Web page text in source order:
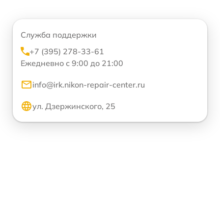
Служба поддержки
+7 (395) 278-33-61
Ежедневно с 9:00 до 21:00
info@irk.nikon-repair-center.ru
ул. Дзержинского, 25